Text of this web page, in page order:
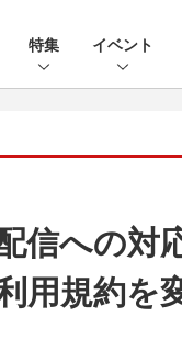
特集 イベント
信への対
用規約を